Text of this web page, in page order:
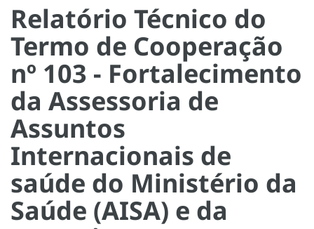
Relatório Técnico do
Termo de Cooperação
nº 103 - Fortalecimento
da Assessoria de
Assuntos
Internacionais de
saúde do Ministério da
Saúde (AISA) e da